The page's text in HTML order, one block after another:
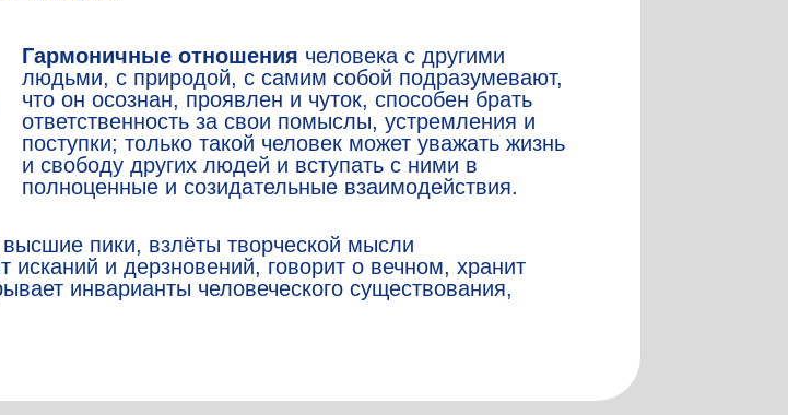
Гармоничные отношения человека с другими
людьми, с природой, с самим собой подразумевают,
что он осознан, проявлен и чуток, способен брать
ответственность за свои помыслы, устремления и
поступки; только такой человек может уважать жизнь
и свободу других людей и вступать с ними в
полноценные и созидательные взаимодействия.
пики, взлёты творческой мысли
исканий и дерзновений, говорит о вечном, хранит
инварианты человеческого существования,